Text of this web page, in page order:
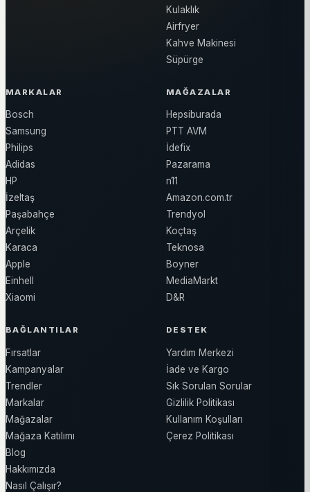
Kulaklık
Airfryer
Kahve Makinesi
Süpürge
MARKALAR
Bosch
Samsung
Philips
Adidas
HP
İzeltaş
Paşabahçe
Arçelik
Karaca
Apple
Einhell
Xiaomi
MAĞAZALAR
Hepsiburada
PTT AVM
İdefix
Pazarama
n11
Amazon.com.tr
Trendyol
Koçtaş
Teknosa
Boyner
MediaMarkt
D&R
BAĞLANTILAR
Fırsatlar
Kampanyalar
Trendler
Markalar
Mağazalar
Mağaza Katılımı
Blog
Hakkımızda
Nasıl Çalışır?
DESTEK
Yardım Merkezi
İade ve Kargo
Sık Sorulan Sorular
Gizlilik Politikası
Kullanım Koşulları
Çerez Politikası